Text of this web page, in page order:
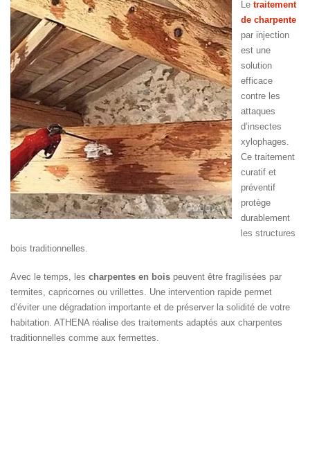
Le traitement
de charpente
par injection
est une
solution
efficace
contre les
attaques
d’insectes
xylophages.
Ce traitement
curatif et
préventif
protège
durablement
les structures
bois traditionnelles.
Avec le temps, les charpentes en bois peuvent être fragilisées par
termites, capricornes ou vrillettes. Une intervention rapide permet
d’éviter une dégradation importante et de préserver la solidité de votre
habitation. ATHENA réalise des traitements adaptés aux charpentes
traditionnelles comme aux fermettes.